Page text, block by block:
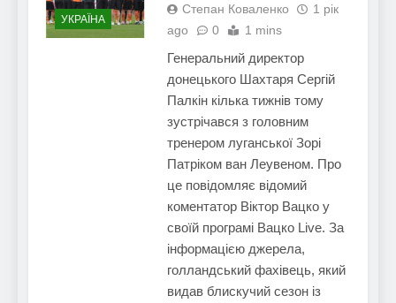
УКРАЇНА
Степан Коваленко
1 рік
ago
0 1 mins
Генеральний директор
донецького Шахтаря Сергій
Палкін кілька тижнів тому
зустрічався з головним
тренером луганської Зорі
Патріком ван Леувеном. Про
це повідомляє відомий
коментатор Віктор Вацко у
своїй програмі Вацко Live. За
інформацією джерела,
голландський фахівець, який
видав блискучий сезон із